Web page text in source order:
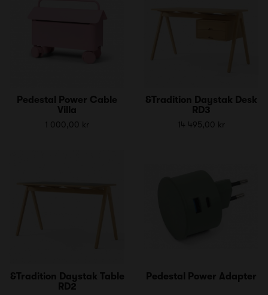
Pedestal Power Cable
Villa
1 000,00 kr
&Tradition Daystak Desk
RD3
14 495,00 kr
&Tradition Daystak Table
RD2
Pedestal Power Adapter